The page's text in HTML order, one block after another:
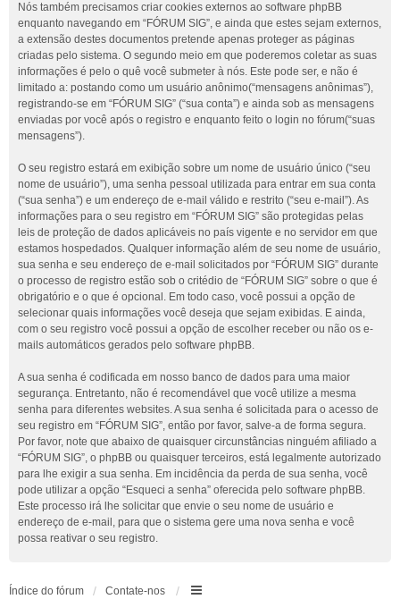
Nós também precisamos criar cookies externos ao software phpBB
enquanto navegando em “FÓRUM SIG”, e ainda que estes sejam externos,
a extensão destes documentos pretende apenas proteger as páginas
criadas pelo sistema. O segundo meio em que poderemos coletar as suas
informações é pelo o quê você submeter à nós. Este pode ser, e não é
limitado a: postando como um usuário anônimo(“mensagens anônimas”),
registrando-se em “FÓRUM SIG” (“sua conta”) e ainda sob as mensagens
enviadas por você após o registro e enquanto feito o login no fórum(“suas
mensagens”).
O seu registro estará em exibição sobre um nome de usuário único (“seu
nome de usuário”), uma senha pessoal utilizada para entrar em sua conta
(“sua senha”) e um endereço de e-mail válido e restrito (“seu e-mail”). As
informações para o seu registro em “FÓRUM SIG” são protegidas pelas
leis de proteção de dados aplicáveis no país vigente e no servidor em que
estamos hospedados. Qualquer informação além de seu nome de usuário,
sua senha e seu endereço de e-mail solicitados por “FÓRUM SIG” durante
o processo de registro estão sob o critédio de “FÓRUM SIG” sobre o que é
obrigatório e o que é opcional. Em todo caso, você possui a opção de
selecionar quais informações você deseja que sejam exibidas. E ainda,
com o seu registro você possui a opção de escolher receber ou não os e-
mails automáticos gerados pelo software phpBB.
A sua senha é codificada em nosso banco de dados para uma maior
segurança. Entretanto, não é recomendável que você utilize a mesma
senha para diferentes websites. A sua senha é solicitada para o acesso de
seu registro em “FÓRUM SIG”, então por favor, salve-a de forma segura.
Por favor, note que abaixo de quaisquer circunstâncias ninguém afiliado a
“FÓRUM SIG”, o phpBB ou quaisquer terceiros, está legalmente autorizado
para lhe exigir a sua senha. Em incidência da perda de sua senha, você
pode utilizar a opção “Esqueci a senha” oferecida pelo software phpBB.
Este processo irá lhe solicitar que envie o seu nome de usuário e
endereço de e-mail, para que o sistema gere uma nova senha e você
possa reativar o seu registro.
Índice do fórum Contate-nos